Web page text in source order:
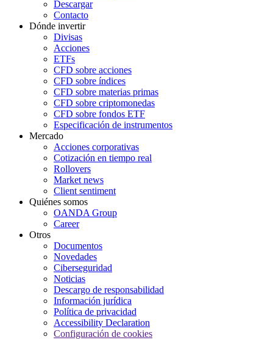
Descargar
Contacto
Dónde invertir
Divisas
Acciones
ETFs
CFD sobre acciones
CFD sobre índices
CFD sobre materias primas
CFD sobre criptomonedas
CFD sobre fondos ETF
Especificación de instrumentos
Mercado
Acciones corporativas
Cotización en tiempo real
Rollovers
Market news
Client sentiment
Quiénes somos
OANDA Group
Career
Otros
Documentos
Novedades
Ciberseguridad
Noticias
Descargo de responsabilidad
Información jurídica
Política de privacidad
Accessibility Declaration
Configuración de cookies